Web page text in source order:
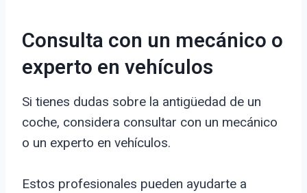
Consulta con un mecánico o
experto en vehículos
Si tienes dudas sobre la antigüedad de un
coche, considera consultar con un mecánico
o un experto en vehículos.
Estos profesionales pueden ayudarte a